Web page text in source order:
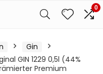
0
Gin
GIN 1229 0,5l (44%
Premium